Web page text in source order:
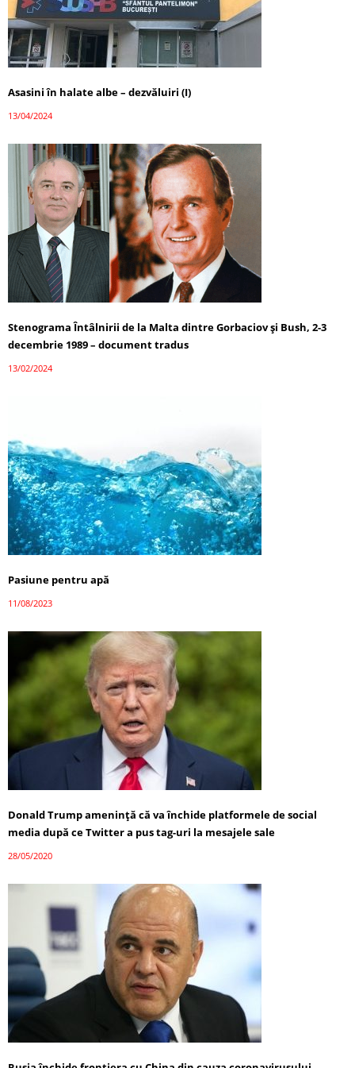
Asasini în halate albe – dezvăluiri (I)
13/04/2024
Stenograma Întâlnirii de la Malta dintre Gorbaciov și Bush, 2-3
decembrie 1989 – document tradus
13/02/2024
Pasiune pentru apă
11/08/2023
Donald Trump ameninţă că va închide platformele de social
media după ce Twitter a pus tag-uri la mesajele sale
28/05/2020